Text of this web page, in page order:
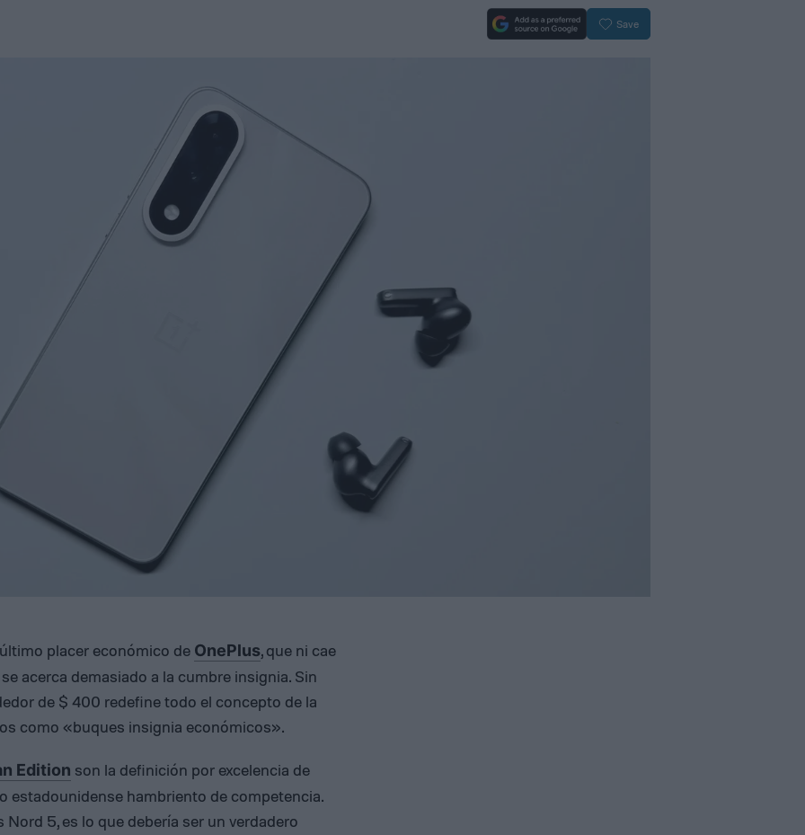
Save
placer económico de OnePlus, que ni cae
acerca demasiado a la cumbre insignia. Sin
de $ 400 redefine todo el concepto de la
como «buques insignia económicos».
Edition son la definición por excelencia de
estadounidense hambriento de competencia.
5, es lo que debería ser un verdadero